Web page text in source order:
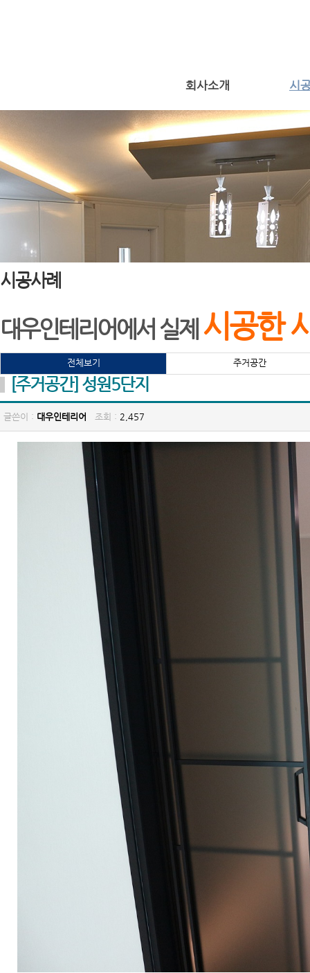
회사소개 시
시공사례
대우인테리어에서 실제 시공한
전체보기 주거공간
[주거공간] 성원5단지
글쓴이 : 대우인테리어 조회 : 2,457